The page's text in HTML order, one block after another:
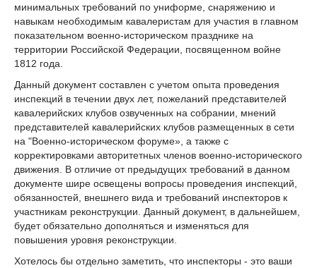
минимальных требований по униформе, снаряжению и
навыкам необходимым кавалеристам для участия в главном
показательном военно-историческом празднике на
территории Российской Федерации, посвященном войне
1812 года.
Данный документ составлен с учетом опыта проведения
инспекций в течении двух лет, пожеланий представителей
кавалерийских клубов озвученных на собрании, мнений
представителей кавалерийских клубов размещенных в сети
на "Военно-историческом форуме», а также с
корректировками авторитетных членов военно-исторического
движения. В отличие от предыдущих требований в данном
документе шире освещены вопросы проведения инспекций,
обязанностей, внешнего вида и требований инспекторов к
участникам реконструкции. Данный документ, в дальнейшем,
будет обязательно дополняться и изменяться для
повышения уровня реконструкции.
Хотелось бы отдельно заметить, что инспекторы - это ваши